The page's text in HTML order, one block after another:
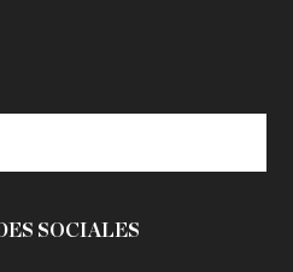
SOCIALES